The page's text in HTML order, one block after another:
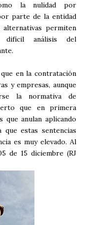
la nulidad por
parte de la entidad
alternativas permiten
difícil análisis del
en la contratación
y empresas, aunque
la normativa de
que en primera
que anulan aplicando
estas sentencias
es muy elevado. Al
de 15 diciembre (RJ